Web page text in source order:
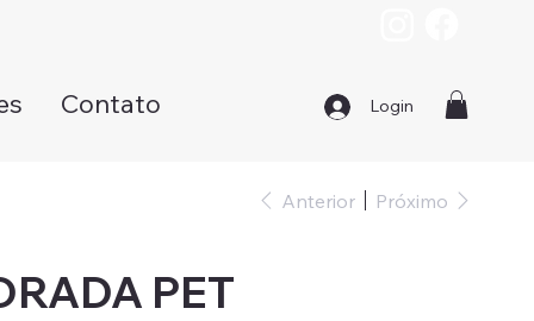
Contato Login
Anterior Próximo
PET